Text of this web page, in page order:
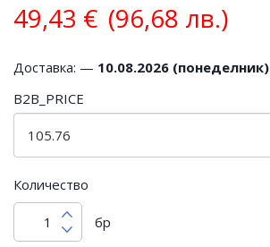
49,43 € (96,68 лв.)
Доставка: — 10.08.2026 (понеделник)
B2B_PRICE
Количество
бр